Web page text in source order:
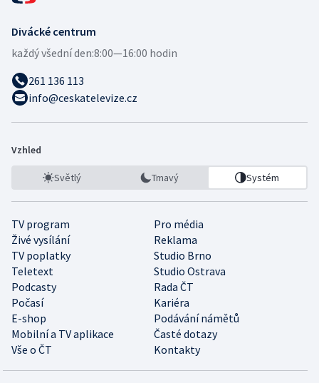
Divácké centrum
každý všední den:8:00—16:00 hodin
261 136 113
info@ceskatelevize.cz
Vzhled
Světlý Tmavý Systém
TV program
Pro média
Živé vysílání
Reklama
TV poplatky
Studio Brno
Teletext
Studio Ostrava
Podcasty
Rada ČT
Počasí
Kariéra
E-shop
Podávání námětů
Mobilní a TV aplikace
Časté dotazy
Vše o ČT
Kontakty